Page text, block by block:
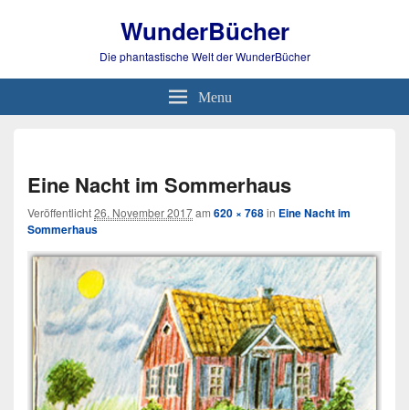
WunderBücher
Die phantastische Welt der WunderBücher
Menu
Eine Nacht im Sommerhaus
Veröffentlicht26. November 2017am 620 × 768in Eine Nacht im
Sommerhaus